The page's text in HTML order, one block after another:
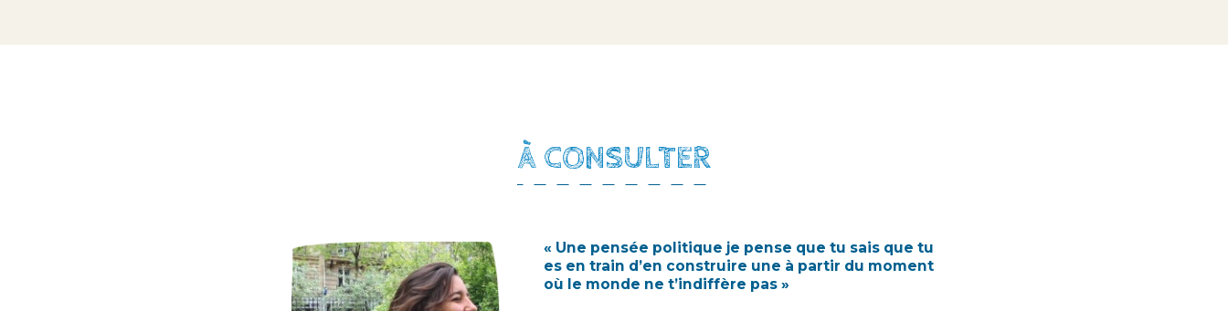
À CONSULTER
« Une pensée politique je pense que tu sais que tu
es en train d’en construire une à partir du moment
où le monde ne t’indiffère pas »